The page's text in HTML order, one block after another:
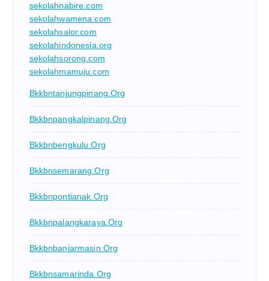
sekolahnabire.com
sekolahwamena.com
sekolahsalor.com
sekolahindonesia.org
sekolahsorong.com
sekolahmamuju.com
Bkkbntanjungpinang.org
Bkkbnpangkalpinang.org
Bkkbnbengkulu.org
Bkkbnsemarang.org
Bkkbnpontianak.org
Bkkbnpalangkaraya.org
Bkkbnbanjarmasin.org
Bkkbnsamarinda.org